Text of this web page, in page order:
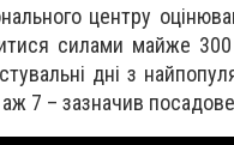
центру
силами майже 300
дні з
аж 7 – зазначив